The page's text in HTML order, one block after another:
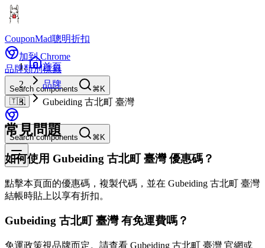
CouponMad聰明折扣
加到 Chrome
品牌類別標籤
Search components
⌘K
🇹🇼
Search components ⌘K
首頁
品牌
Gubeiding 古北町 臺灣
常見問題
如何使用 Gubeiding 古北町 臺灣 優惠碼？
點擊本頁面的優惠碼，複製代碼，並在 Gubeiding 古北町 臺灣
結帳時貼上以享有折扣。
Gubeiding 古北町 臺灣 有免運費嗎？
免運政策視品牌而定。請查看 Gubeiding 古北町 臺灣 官網或